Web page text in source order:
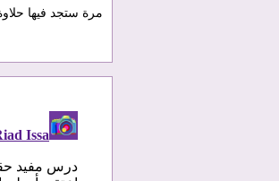
مرة ستجد فيها